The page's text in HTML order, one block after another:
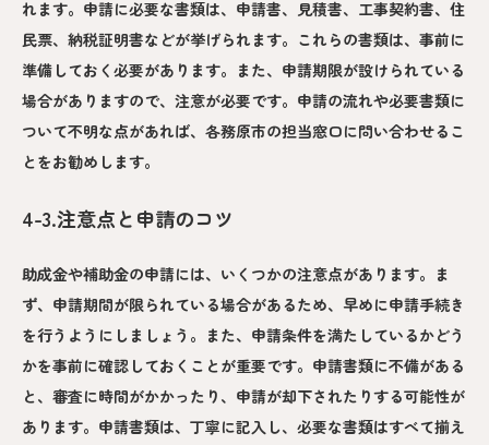
れます。申請に必要な書類は、申請書、見積書、工事契約書、住
民票、納税証明書などが挙げられます。これらの書類は、事前に
準備しておく必要があります。また、申請期限が設けられている
場合がありますので、注意が必要です。申請の流れや必要書類に
ついて不明な点があれば、各務原市の担当窓口に問い合わせるこ
とをお勧めします。
4-3.注意点と申請のコツ
助成金や補助金の申請には、いくつかの注意点があります。ま
ず、申請期間が限られている場合があるため、早めに申請手続き
を行うようにしましょう。また、申請条件を満たしているかどう
かを事前に確認しておくことが重要です。申請書類に不備がある
と、審査に時間がかかったり、申請が却下されたりする可能性が
あります。申請書類は、丁寧に記入し、必要な書類はすべて揃え